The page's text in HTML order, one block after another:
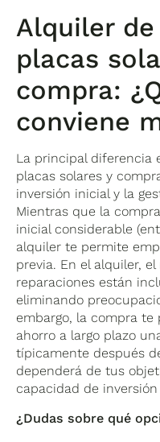
Alquiler
placas
compra:
conviene
La principal diferencia
placas solares y
inversión inicial y la
Mientras que la
inicial considerable
alquiler te permite
previa. En el alquiler,
reparaciones están
eliminando
embargo, la compra
ahorro a largo plazo
típicamente después
dependerá de tus
capacidad de
¿Dudas sobre qué